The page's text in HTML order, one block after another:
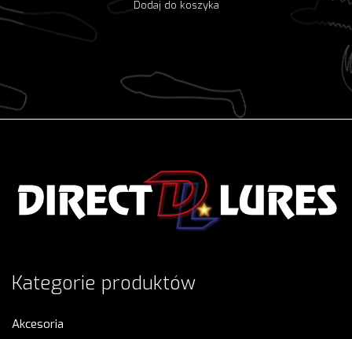
Dodaj do koszyka
Kategorie produktów
Akcesoria